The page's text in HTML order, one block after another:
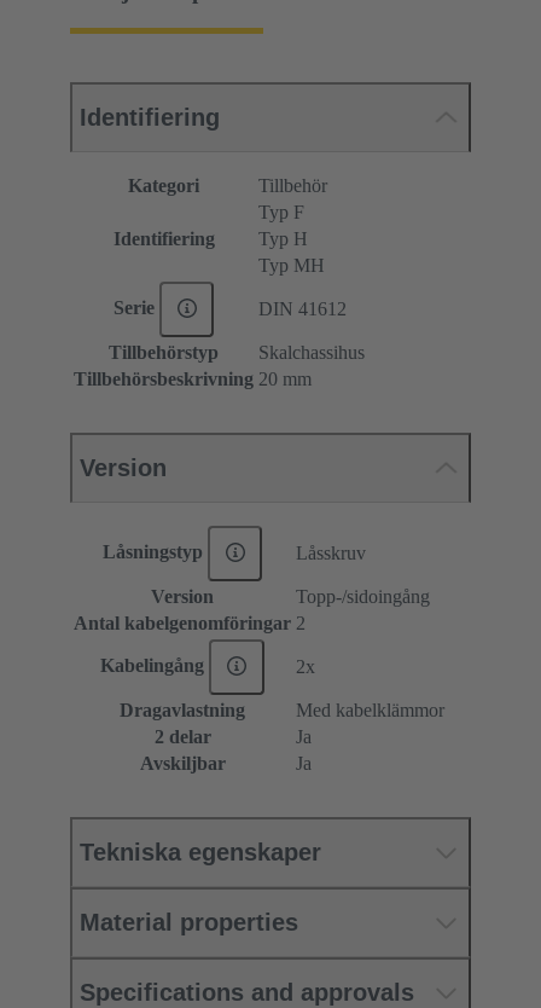
Identifiering
Kategori Tillbehör
Identifiering
Typ F
Typ H
Typ MH
Serie DIN 41612
Tillbehörstyp
Skalchassihus
Tillbehörsbeskrivning 20 mm
Version
Låsningstyp Låsskruv
Version
Topp-/sidoingång
Antal kabelgenomföringar 2
Kabelingång 2x
Dragavlastning
Med kabelklämmor
2 delar
Ja
Avskiljbar
Ja
Tekniska egenskaper
Material properties
Specifications and approvals